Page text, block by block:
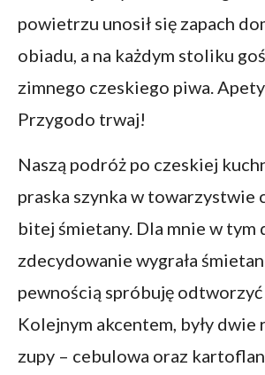
powietrzu unosił się zapach
obiadu, a na każdym stoliku
zimnego czeskiego piwa.
Przygodo trwaj!
Naszą podróż po czeskiej
praska szynka w towarzystwie
bitej śmietany. Dla mnie w tym
zdecydowanie wygrała
pewnością spróbuję odtworzyć
Kolejnym akcentem, były dwie
zupy – cebulowa oraz